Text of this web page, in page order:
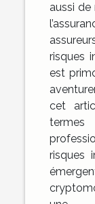
aussi
risques
est
cet
risques